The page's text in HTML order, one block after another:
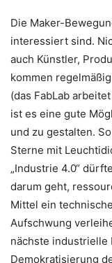
Die Maker-
interessiert sind.
auch Künstler,
kommen
(das FabLab
ist es eine gute
und zu gestalten.
Sterne mit
„Industrie 4.0“
darum geht,
Mittel ein
Aufschwung
nächste industrielle
Demokratisierung